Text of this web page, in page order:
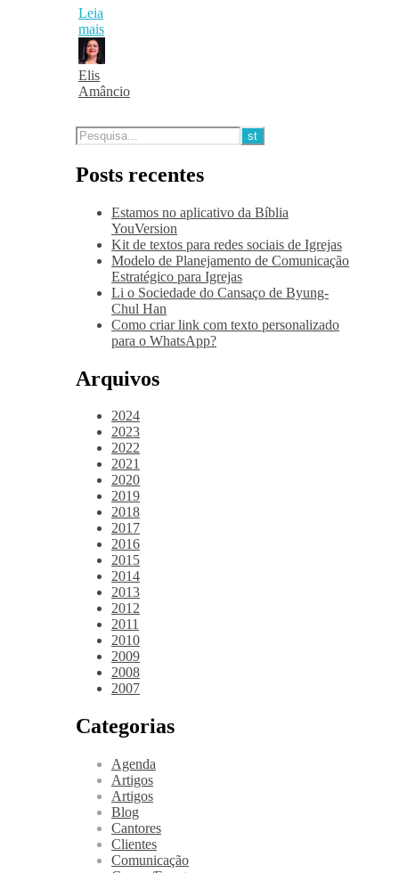
Leia
mais
Elis
Amâncio
Posts recentes
Estamos no aplicativo da Bíblia
YouVersion
Kit de textos para redes sociais de Igrejas
Modelo de Planejamento de Comunicação
Estratégico para Igrejas
Li o Sociedade do Cansaço de Byung-
Chul Han
Como criar link com texto personalizado
para o WhatsApp?
Arquivos
2024
2023
2022
2021
2020
2019
2018
2017
2016
2015
2014
2013
2012
2011
2010
2009
2008
2007
Categorias
Agenda
Artigos
Artigos
Blog
Cantores
Clientes
Comunicação